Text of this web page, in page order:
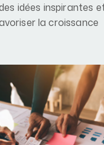
idées inspirantes
la croissance